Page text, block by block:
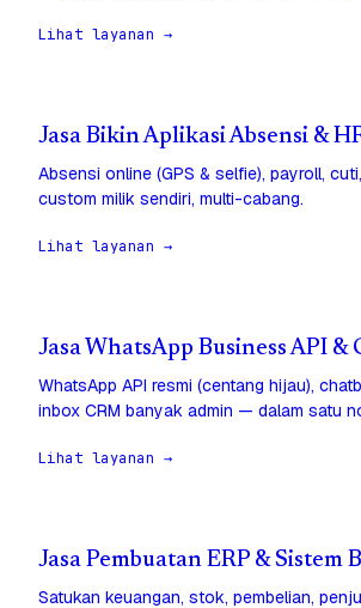
Lihat layanan →
Jasa Bikin Aplikasi Absensi &
Absensi online (GPS & selfie), payroll,
custom milik sendiri, multi-cabang.
Lihat layanan →
Jasa WhatsApp Business API &
WhatsApp API resmi (centang hijau),
inbox CRM banyak admin — dalam satu
Lihat layanan →
Jasa Pembuatan ERP & Sistem
Satukan keuangan, stok, pembelian,